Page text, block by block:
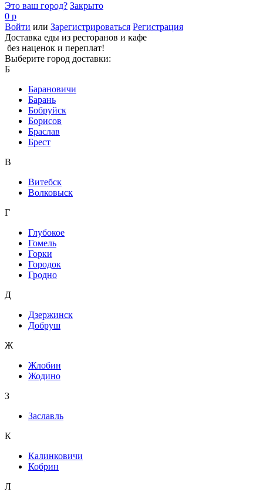
Это ваш город? Закрыто
0 р
Войти или Зарегистрироваться Регистрация
Доставка еды из ресторанов и кафе
без наценок и переплат!
Выберите город доставки:
Б
Барановичи
Барань
Бобруйск
Борисов
Браслав
Брест
В
Витебск
Волковыск
Г
Глубокое
Гомель
Горки
Городок
Гродно
Д
Дзержинск
Добруш
Ж
Жлобин
Жодино
З
Заславль
К
Калинковичи
Кобрин
Л